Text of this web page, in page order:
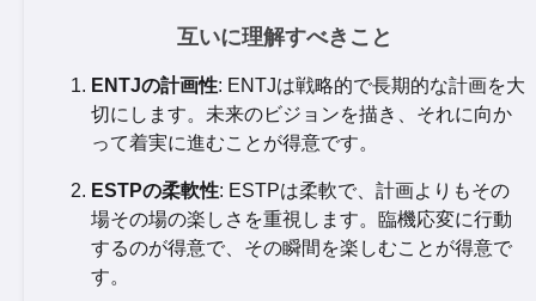
互いに理解すべきこと
ENTJの計画性: ENTJは戦略的で長期的な計画を大
切にします。未来のビジョンを描き、それに向か
って着実に進むことが得意です。
ESTPの柔軟性: ESTPは柔軟で、計画よりもその
場その場の楽しさを重視します。臨機応変に行動
するのが得意で、その瞬間を楽しむことが得意で
す。